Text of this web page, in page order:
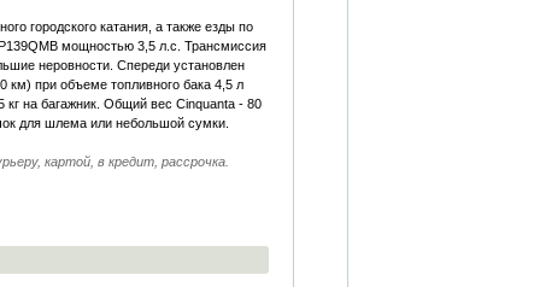
городского катания, а также езды по
мощностью 3,5 л.с. Трансмиссия
неровности. Спереди установлен
км) при объеме топливного бака 4,5 л
кг на багажник. Общий вес Cinquanta - 80
для шлема или небольшой сумки.
картой, в кредит, рассрочка.